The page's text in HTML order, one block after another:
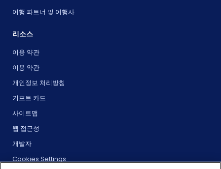
여행 파트너 및 여행사
리소스
이용 약관
이용 약관
개인정보 처리방침
기프트 카드
사이트맵
웹 접근성
개발자
Cookies Settings